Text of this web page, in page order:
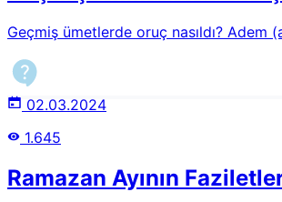
Geçmiş ümetlerde oruç nasıldı?
02.03.2024
1.645
Ramazan Ayının